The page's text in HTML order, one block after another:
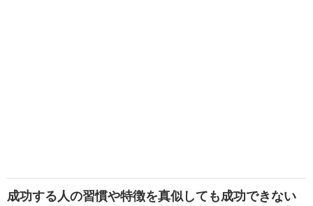
成功する人の習慣や特徴を真似しても成功できない